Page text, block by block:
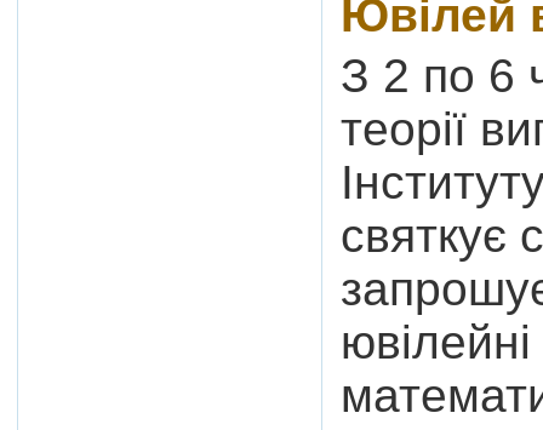
Ювілей
З 2 по 6
теорії
святкує